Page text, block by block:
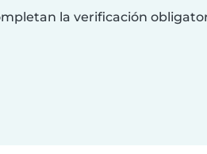
la verificación